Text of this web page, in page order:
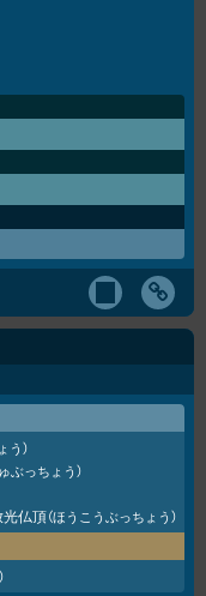
う）
ぶっちょう）
光仏頂（ほうこうぶっちょう）